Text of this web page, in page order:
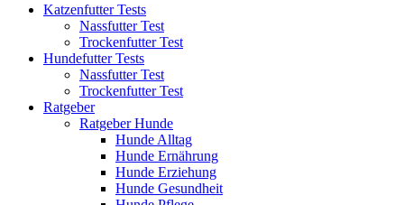
Katzenfutter Tests
Nassfutter Test
Trockenfutter Test
Hundefutter Tests
Nassfutter Test
Trockenfutter Test
Ratgeber
Ratgeber Hunde
Hunde Alltag
Hunde Ernährung
Hunde Erziehung
Hunde Gesundheit